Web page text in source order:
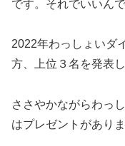
です。それでいいんで
2022年わっしょいダ
方、上位３名を発表し
ささやかながらわっ
はプレゼントがありま